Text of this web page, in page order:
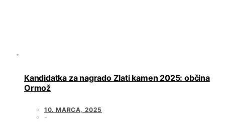
Kandidatka za nagrado Zlati kamen 2025: občina
Ormož
10. MARCA, 2025